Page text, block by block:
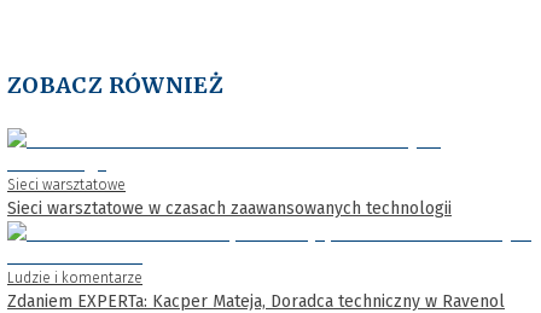
ZOBACZ RÓWNIEŻ
Sieci warsztatowe
Sieci warsztatowe w czasach zaawansowanych technologii
Ludzie i komentarze
Zdaniem EXPERTa: Kacper Mateja, Doradca techniczny w Ravenol